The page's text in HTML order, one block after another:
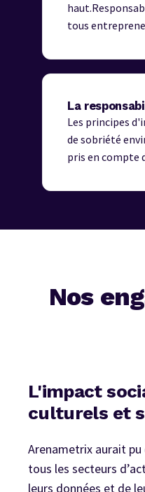
tous
La
Les principes
de sobriété
pris en compte
Nos
L'impact
culturels et
Arenametrix aurait pu
tous les secteurs
leurs données et de